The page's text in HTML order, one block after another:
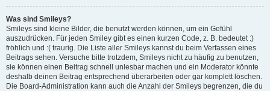
Was sind Smileys?
Smileys sind kleine Bilder, die benutzt werden können, um ein Gefühl
auszudrücken. Für jeden Smiley gibt es einen kurzen Code, z. B. bedeutet :)
fröhlich und :( traurig. Die Liste aller Smileys kannst du beim Verfassen eines
Beitrags sehen. Versuche bitte trotzdem, Smileys nicht zu häufig zu benutzen,
sie können einen Beitrag schnell unlesbar machen und ein Moderator könnte
deshalb deinen Beitrag entsprechend überarbeiten oder gar komplett löschen.
Die Board-Administration kann auch die Anzahl der Smileys begrenzen, die du